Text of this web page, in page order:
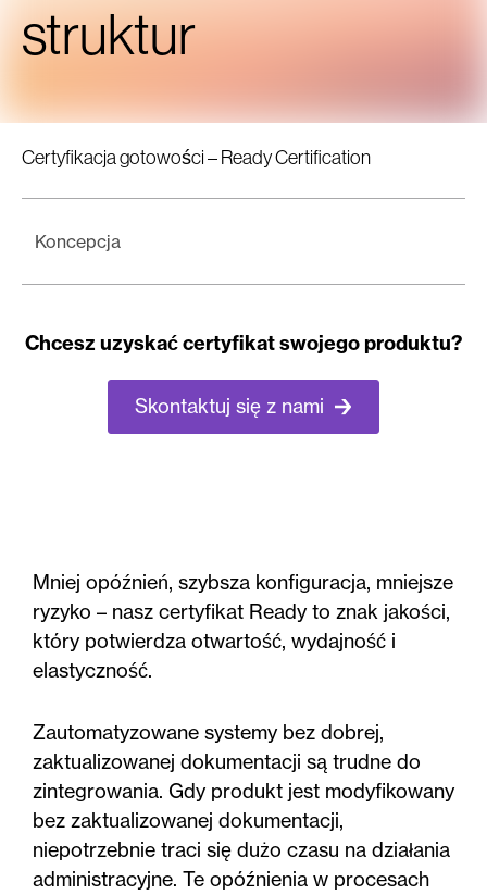
struktur
Certyfikacja gotowości – Ready Certification
Koncepcja
Chcesz uzyskać certyfikat swojego produktu?
Skontaktuj się z nami
Mniej opóźnień, szybsza konfiguracja, mniejsze
ryzyko – nasz certyfikat Ready to znak jakości,
który potwierdza otwartość, wydajność i
elastyczność.
Zautomatyzowane systemy bez dobrej,
zaktualizowanej dokumentacji są trudne do
zintegrowania. Gdy produkt jest modyfikowany
bez zaktualizowanej dokumentacji,
niepotrzebnie traci się dużo czasu na działania
administracyjne. Te opóźnienia w procesach